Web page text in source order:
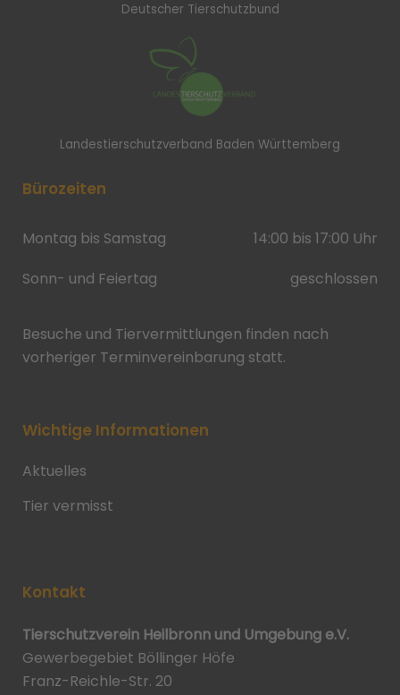
Deutscher Tierschutzbund
Landestierschutzverband Baden Württemberg
Bürozeiten
Montag bis Samstag
14:00 bis 17:00 Uhr
Sonn- und Feiertag
geschlossen
Besuche und Tiervermittlungen finden nach
vorheriger Terminvereinbarung statt.
Wichtige Informationen
Aktuelles
Tier vermisst
Kontakt
Tierschutzverein Heilbronn und Umgebung e.V.
Gewerbegebiet Böllinger Höfe
Franz-Reichle-Str. 20